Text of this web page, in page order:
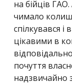
на бійців
чимало
спілкувався
цікавими в
почуття
надзвичайно